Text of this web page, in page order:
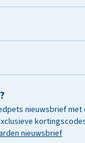
nieuwsbrief met
nieuwsbrief